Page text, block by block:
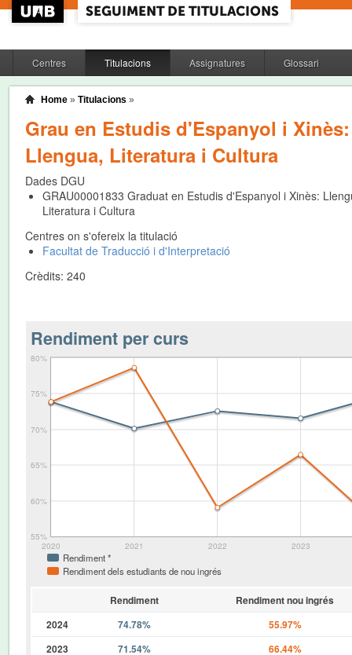
Centres Titulacions Assignatures Glossari
Home » Titulacions »
Grau en Estudis d'Espanyol i Xinès:
Llengua, Literatura i Cultura
Dades DGU
GRAU00001833 Graduat en Estudis d'Espanyol i Xinès:
Literatura i Cultura
Centres on s'ofereix la titulació
Facultat de Traducció i d'Interpretació
Crèdits: 240
Rendiment per curs
2020 2021 2022 2023
55%
60%
65%
70%
75%
80%
Rendiment *
Rendiment dels estudiants de nou ingrés
Rendiment
Rendiment nou ingrés
2024
74.78%
55.97%
2023
71.54%
66.44%